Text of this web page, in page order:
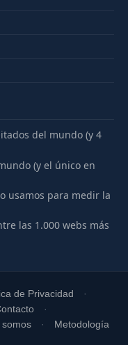
del mundo (y 4
(y el único en
usamos para medir la
las 1.000 webs más
de Privacidad
Metodología